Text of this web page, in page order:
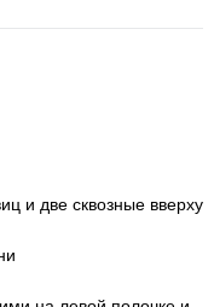
и две сквозные вверху